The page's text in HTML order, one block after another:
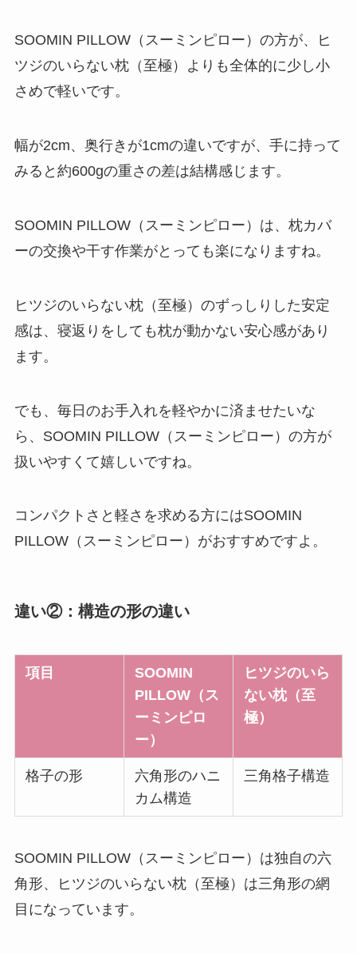
SOOMIN PILLOW（スーミンピロー）の方が、ヒ
ツジのいらない枕（至極）よりも全体的に少し小
さめで軽いです。
幅が2cm、奥行きが1cmの違いですが、手に持って
みると約600gの重さの差は結構感じます。
SOOMIN PILLOW（スーミンピロー）は、枕カバ
ーの交換や干す作業がとっても楽になりますね。
ヒツジのいらない枕（至極）のずっしりした安定
感は、寝返りをしても枕が動かない安心感があり
ます。
でも、毎日のお手入れを軽やかに済ませたいな
ら、SOOMIN PILLOW（スーミンピロー）の方が
扱いやすくて嬉しいですね。
コンパクトさと軽さを求める方にはSOOMIN
PILLOW（スーミンピロー）がおすすめですよ。
違い②：構造の形の違い
項目
SOOMIN
PILLOW（ス
ーミンピロ
ー）
ヒツジのいら
ない枕（至
極）
格子の形
六角形のハニ
カム構造
三角格子構造
SOOMIN PILLOW（スーミンピロー）は独自の六
角形、ヒツジのいらない枕（至極）は三角形の網
目になっています。